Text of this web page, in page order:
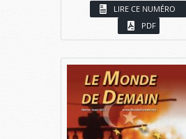
LIRE CE NUMÉRO
PDF